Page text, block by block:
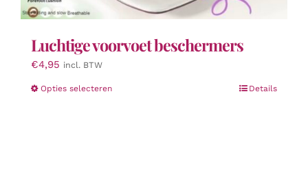
Luchtige voorvoet beschermers
€4,95 incl. BTW
Opties selecterenDit
Details